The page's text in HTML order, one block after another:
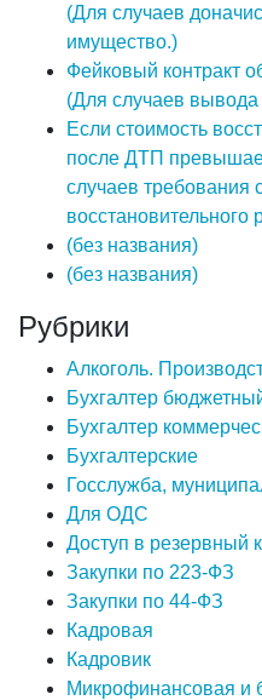
(Для случаев
имущество.)
Фейковый контракт
(Для случаев
Если стоимость
после ДТП
случаев требования
восстановительного
(без названия)
(без названия)
Рубрики
Алкоголь.
Бухгалтер
Бухгалтер
Бухгалтерские
Госслужба,
Для ОДС
Доступ в резервный
Закупки по 223-ФЗ
Закупки по 44-ФЗ
Кадровая
Кадровик
Микрофинансовая и